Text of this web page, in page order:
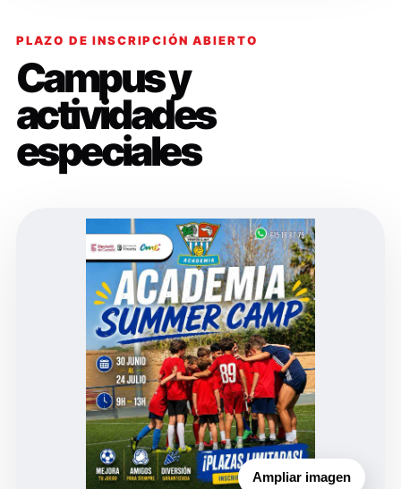
PLAZO DE INSCRIPCIÓN ABIERTO
Campus y
actividades
especiales
Ampliar imagen